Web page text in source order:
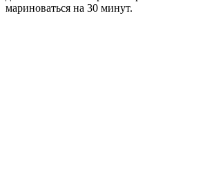
мариноваться на 30 минут.